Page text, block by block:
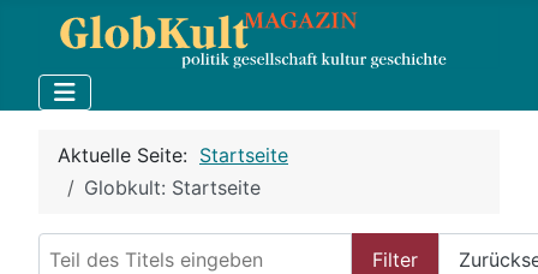
Aktuelle Seite: Startseite
Globkult: Startseite
Filter